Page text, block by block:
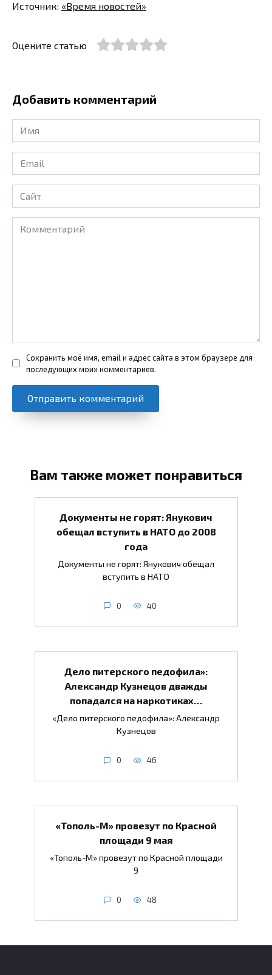
Источник: «Время новостей»
Оцените статью
Добавить комментарий
Имя
*
Email
*
Сайт
Комментарий
Сохранить моё имя, email и адрес сайта в этом браузере для
последующих моих комментариев.
Вам также может понравиться
Документы не горят: Янукович
обещал вступить в НАТО до 2008
года
Документы не горят: Янукович обещал
вступить в НАТО
0 40
Дело питерского педофила»:
Александр Кузнецов дважды
попадался на наркотиках…
«Дело питерского педофила»: Александр
Кузнецов
0 46
«Тополь-М» провезут по Красной
площади 9 мая
«Тополь-М» провезут по Красной площади
9
0 48